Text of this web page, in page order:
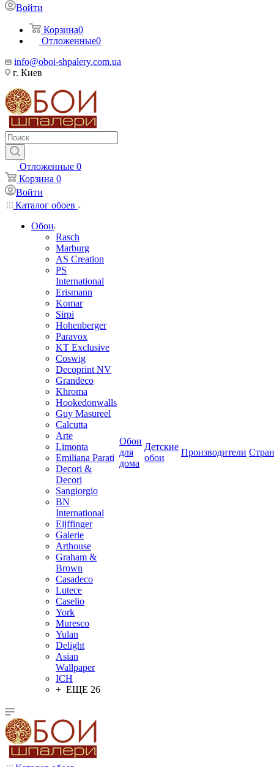
Войти
Корзина0
Отложенные0
info@oboi-shpalery.com.ua
г. Киев
Отложенные 0
Корзина 0
Войти
Каталог обоев
Обои
Rasch
Marburg
AS Creation
PS
International
Erismann
Komar
Sirpi
Hohenberger
Paravox
KT Exclusive
Coswig
Decoprint NV
Grandeco
Khroma
Hookedonwalls
Guy Masureel
Calcutta
Arte
Limonta
Emiliana Parati
Decori &
Decori
Sangiorgio
BN
International
Eijffinger
Galerie
Arthouse
Graham &
Brown
Casadeco
Lutece
Caselio
York
Muresco
Yulan
Delight
Asian
Wallpaper
ICH
+ ЕЩЕ 26
Обои
для
дома
Детские
обои
Производители